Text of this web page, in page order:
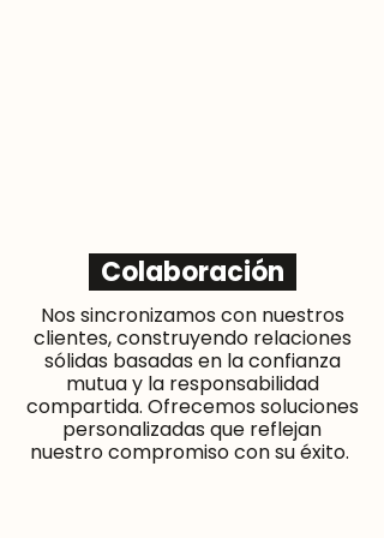
Colaboración
Nos sincronizamos con nuestros
clientes, construyendo relaciones
sólidas basadas en la confianza
mutua y la responsabilidad
compartida. Ofrecemos soluciones
personalizadas que reflejan
nuestro compromiso con su éxito.